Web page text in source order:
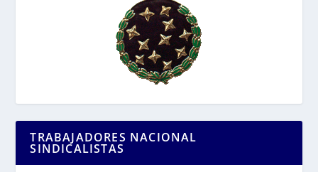
TRABAJADORES NACIONAL
SINDICALISTAS